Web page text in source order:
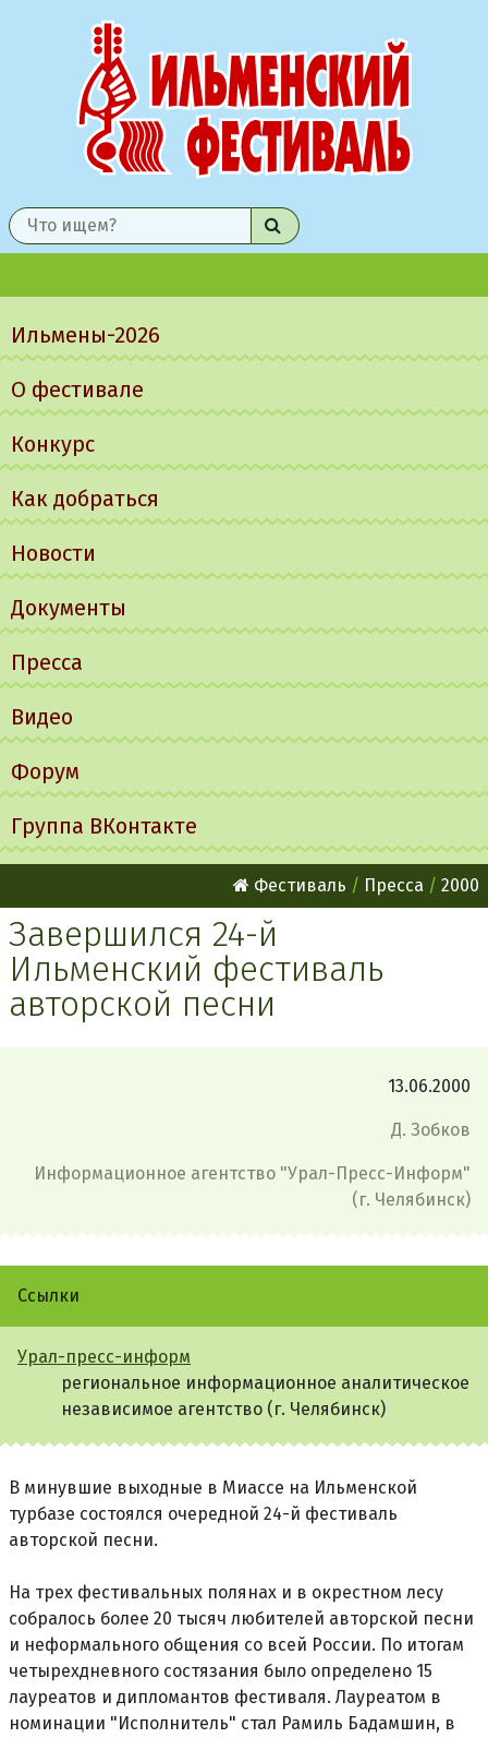
Найти
меню
Ильмены-2026
О фестивале
Конкурс
Как добраться
Новости
Документы
Пресса
Видео
Форум
Группа ВКонтакте
Фестиваль Пресса 2000
Завершился 24-й
Ильменский фестиваль
авторской песни
13.06.2000
Д. Зобков
Информационное агентство "Урал-Пресс-Информ"
(г. Челябинск)
Ссылки
Урал-пресс-информ
региональное информационное аналитическое
независимое агентство (г. Челябинск)
В минувшие выходные в Миассе на Ильменской
турбазе состоялся очередной 24-й фестиваль
авторской песни.
На трех фестивальных полянах и в окрестном лесу
собралось более 20 тысяч любителей авторской песни
и неформального общения со всей России. По итогам
четырехдневного состязания было определено 15
лауреатов и дипломантов фестиваля. Лауреатом в
номинации "Исполнитель" стал Рамиль Бадамшин, в